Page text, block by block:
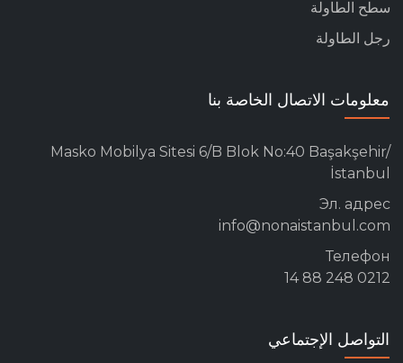
سطح الطاولة
رجل الطاولة
معلومات الاتصال الخاصة بنا
Masko Mobilya Sitesi 6/B Blok No:40 Başakşehir/
İstanbul
Эл. адрес
info@nonaistanbul.com
Телефон
0212 248 88 14
التواصل الإجتماعي